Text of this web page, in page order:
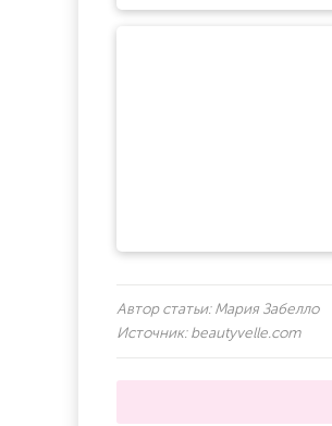
Автор статьи: Мария Забелло
Источник: beautyvelle.com